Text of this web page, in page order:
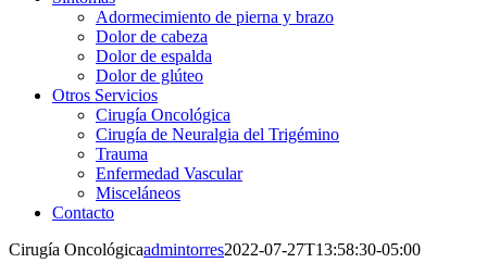
Adormecimiento de pierna y brazo
Dolor de cabeza
Dolor de espalda
Dolor de glúteo
Otros Servicios
Cirugía Oncológica
Cirugía de Neuralgia del Trigémino
Trauma
Enfermedad Vascular
Misceláneos
Contacto
Cirugía Oncológicaadmintorres2022-07-27T13:58:30-05:00